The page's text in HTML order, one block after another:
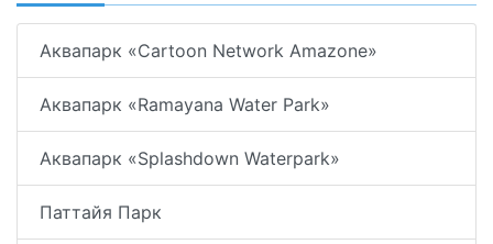
Аквапарк «Cartoon Network Amazone»
Аквапарк «Ramayana Water Park»
Аквапарк «Splashdown Waterpark»
Паттайя Парк